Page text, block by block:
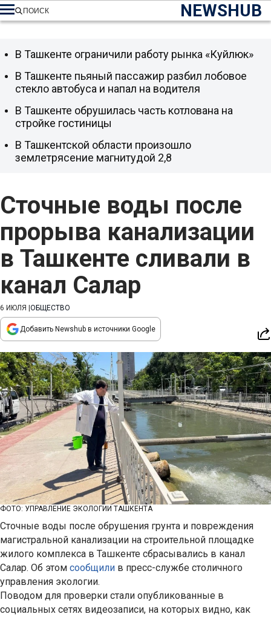
NEWSHUB
ПОИСК
Сточные воды после
прорыва канализации
в Ташкенте сливали в
канал Салар
6 ИЮЛЯ ОБЩЕСТВО
Добавить Newshub в источники Google
ФОТО: УПРАВЛЕНИЕ ЭКОЛОГИИ ТАШКЕНТА
Сточные воды после обрушения грунта и повреждения
магистральной канализации на строительной площадке
жилого комплекса в Ташкенте сбрасывались в канал
Салар. Об этом сообщили в пресс-службе столичного
управления экологии.
Поводом для проверки стали опубликованные в
социальных сетях видеозаписи, на которых видно, как
В Ташкенте ограничили работу рынка «Куйлюк»
В Ташкенте пьяный пассажир разбил лобовое
стекло автобуса и напал на водителя
В Ташкенте обрушилась часть котлована на
стройке гостиницы
В Ташкентской области произошло
землетрясение магнитудой 2,8